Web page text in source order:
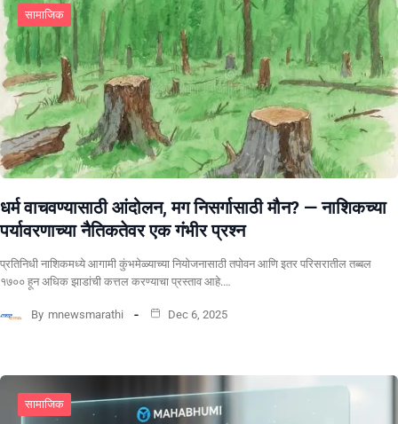
सामाजिक
धर्म वाचवण्यासाठी आंदोलन, मग निसर्गासाठी मौन? ​— नाशिकच्या
पर्यावरणाच्या नैतिकतेवर एक गंभीर प्रश्न
प्रतिनिधी ​नाशिकमध्ये आगामी कुंभमेळ्याच्या नियोजनासाठी तपोवन आणि इतर परिसरातील तब्बल
१७०० हून अधिक झाडांची कत्तल करण्याचा प्रस्ताव आहे.…
By mnewsmarathi Dec 6, 2025
सामाजिक